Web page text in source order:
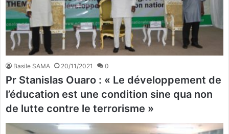
Basile SAMA 20/11/2021 0
Pr Stanislas Ouaro : « Le développement de
l’éducation est une condition sine qua non
de lutte contre le terrorisme »